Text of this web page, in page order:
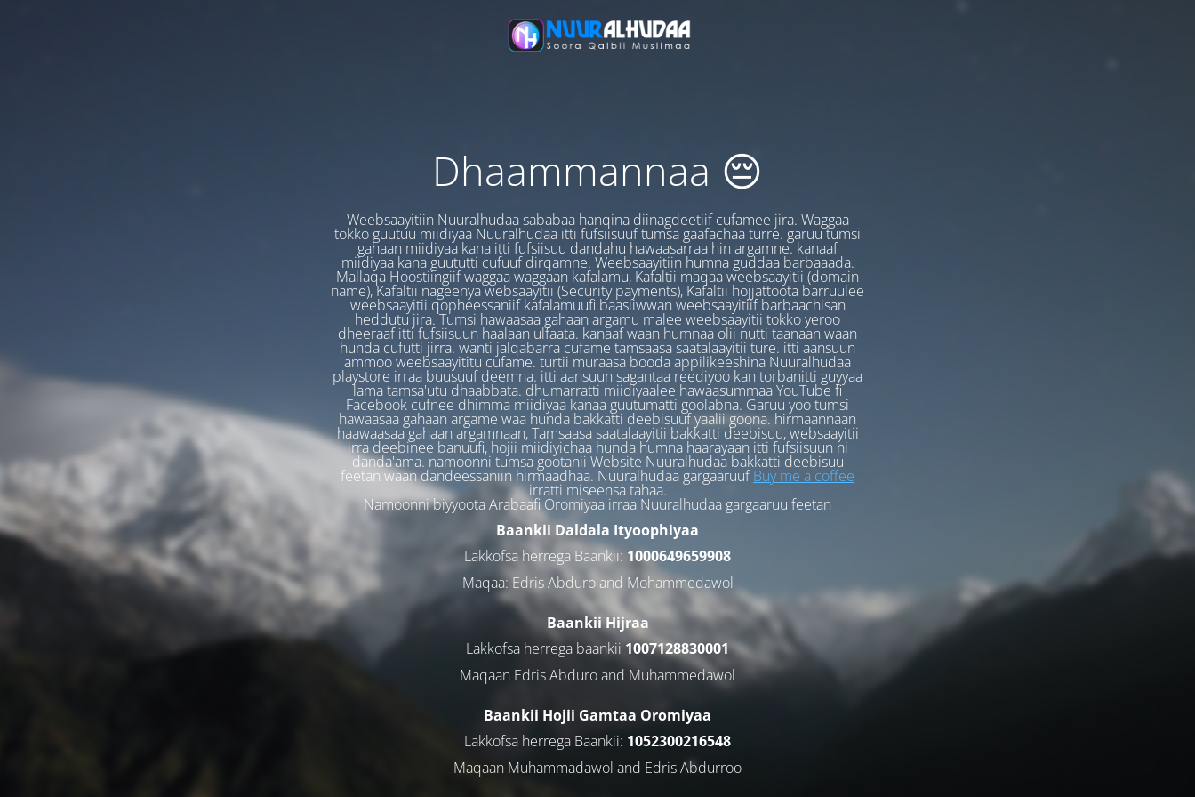
Dhaammannaa 😔
Weebsaayitiin Nuuralhudaa sababaa hanqina diinagdeetiif cufamee jira. Waggaa
tokko guutuu miidiyaa Nuuralhudaa itti fufsiisuuf tumsa gaafachaa turre. garuu tumsi
gahaan miidiyaa kana itti fufsiisuu dandahu hawaasarraa hin argamne. kanaaf
miidiyaa kana guututti cufuuf dirqamne. Weebsaayitiin humna guddaa barbaaada.
Mallaqa Hoostiingiif waggaa waggaan kafalamu, Kafaltii maqaa weebsaayitii (domain
name), Kafaltii nageenya websaayitii (Security payments), Kafaltii hojjattoota barruulee
weebsaayitii qopheessaniif kafalamuufi baasiiwwan weebsaayitiif barbaachisan
heddutu jira. Tumsi hawaasaa gahaan argamu malee weebsaayitii tokko yeroo
dheeraaf itti fufsiisuun haalaan ulfaata. kanaaf waan humnaa olii nutti taanaan waan
hunda cufutti jirra. wanti jalqabarra cufame tamsaasa saatalaayitii ture. itti aansuun
ammoo weebsaayititu cufame. turtii muraasa booda appilikeeshina Nuuralhudaa
playstore irraa buusuuf deemna. itti aansuun sagantaa reediyoo kan torbanitti guyyaa
lama tamsa'utu dhaabbata. dhumarratti miidiyaalee hawaasummaa YouTube fi
Facebook cufnee dhimma miidiyaa kanaa guutumatti goolabna. Garuu yoo tumsi
hawaasaa gahaan argame waa hunda bakkatti deebisuuf yaalii goona. hirmaannaan
haawaasaa gahaan argamnaan, Tamsaasa saatalaayitii bakkatti deebisuu, websaayitii
irra deebinee banuufi, hojii miidiyichaa hunda humna haarayaan itti fufsiisuun ni
danda'ama. namoonni tumsa gootanii Website Nuuralhudaa bakkatti deebisuu
feetan waan dandeessaniin hirmaadhaa. Nuuralhudaa gargaaruufBuy me a coffee
irratti miseensa tahaa.
Namoonni biyyoota Arabaafi Oromiyaa irraa Nuuralhudaa gargaaruu feetan
Baankii Daldala Ityoophiyaa
Lakkofsa herrega Baankii: 1000649659908
Maqaa: Edris Abduro and Mohammedawol
Baankii Hijraa
Lakkofsa herrega baankii 1007128830001
Maqaan Edris Abduro and Muhammedawol
Baankii Hojii Gamtaa Oromiyaa
Lakkofsa herrega Baankii: 1052300216548
Maqaan Muhammadawol and Edris Abdurroo